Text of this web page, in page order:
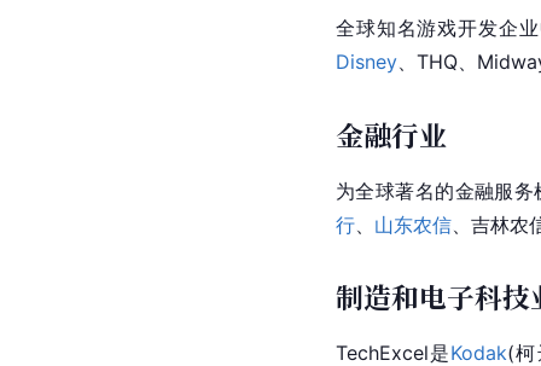
全球知名游戏开发企
Disney、THQ、
金融行业
为全球著名的金融服
行
山东农信 、吉林农
制造和电子科技
TechExcel是Kodak(柯